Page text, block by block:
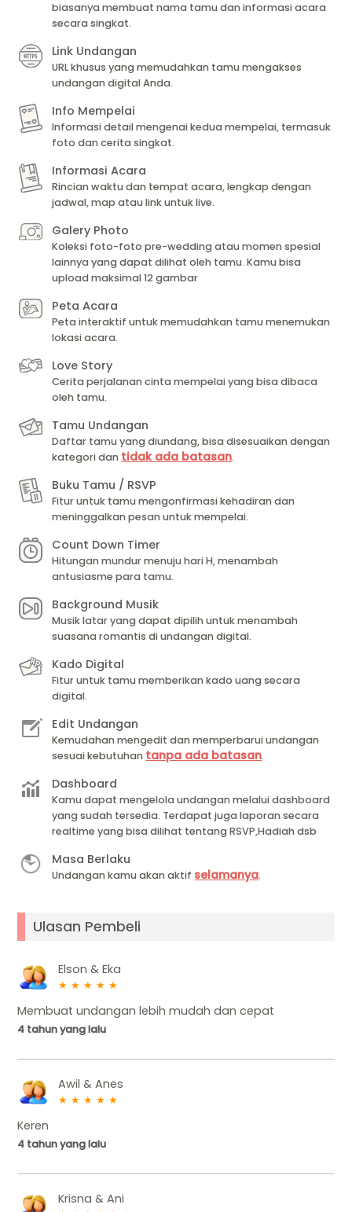
biasanya membuat nama tamu dan informasi acara
secara singkat.
Link Undangan
URL khusus yang memudahkan tamu mengakses
undangan digital Anda.
Info Mempelai
Informasi detail mengenai kedua mempelai, termasuk
foto dan cerita singkat.
Informasi Acara
Rincian waktu dan tempat acara, lengkap dengan
jadwal, map atau link untuk live.
Galery Photo
Koleksi foto-foto pre-wedding atau momen spesial
lainnya yang dapat dilihat oleh tamu. Kamu bisa
upload maksimal 12 gambar
Peta Acara
Peta interaktif untuk memudahkan tamu menemukan
lokasi acara.
Love Story
Cerita perjalanan cinta mempelai yang bisa dibaca
oleh tamu.
Tamu Undangan
Daftar tamu yang diundang, bisa disesuaikan dengan
kategori dan tidak ada batasan.
Buku Tamu / RSVP
Fitur untuk tamu mengonfirmasi kehadiran dan
meninggalkan pesan untuk mempelai.
Count Down Timer
Hitungan mundur menuju hari H, menambah
antusiasme para tamu.
Background Musik
Musik latar yang dapat dipilih untuk menambah
suasana romantis di undangan digital.
Kado Digital
Fitur untuk tamu memberikan kado uang secara
digital.
Edit Undangan
Kemudahan mengedit dan memperbarui undangan
sesuai kebutuhan tanpa ada batasan.
Dashboard
Kamu dapat mengelola undangan melalui dashboard
yang sudah tersedia. Terdapat juga laporan secara
realtime yang bisa dilihat tentang RSVP,Hadiah dsb
Masa Berlaku
Undangan kamu akan aktif selamanya.
Ulasan Pembeli
Elson & Eka
★ ★ ★ ★ ★
Membuat undangan lebih mudah dan cepat
4 tahun yang lalu
Awil & Anes
★ ★ ★ ★ ★
Keren
4 tahun yang lalu
Krisna & Ani